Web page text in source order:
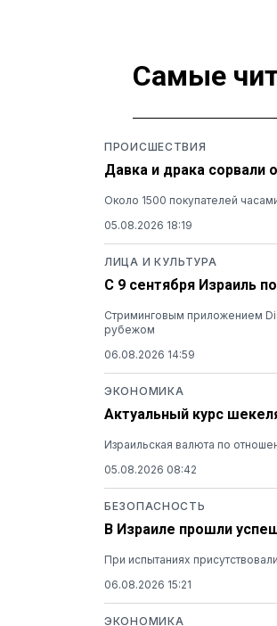
Самые
ПРОИСШЕСТВИЯ
Давка и драка сорвали
Около 1500 покупателей
05.08.2026 18:19
ЛИЦА И КУЛЬТУРА
С 9 сентября Израиль
Стриминговым приложением
рубежом
06.08.2026 14:59
ЭКОНОМИКА
Актуальный курс
Израильская валюта по
05.08.2026 08:42
БЕЗОПАСНОСТЬ
В Израиле прошли
При испытаниях
06.08.2026 15:21
ЭКОНОМИКА